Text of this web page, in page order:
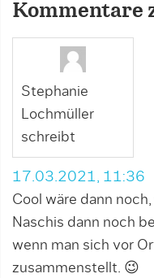
Kommentare
Stephanie
Lochmüller
schreibt
17.03.2021, 11:36
Cool wäre dann
Naschis dann noch
wenn man sich vor
zusammenstellt. 😉